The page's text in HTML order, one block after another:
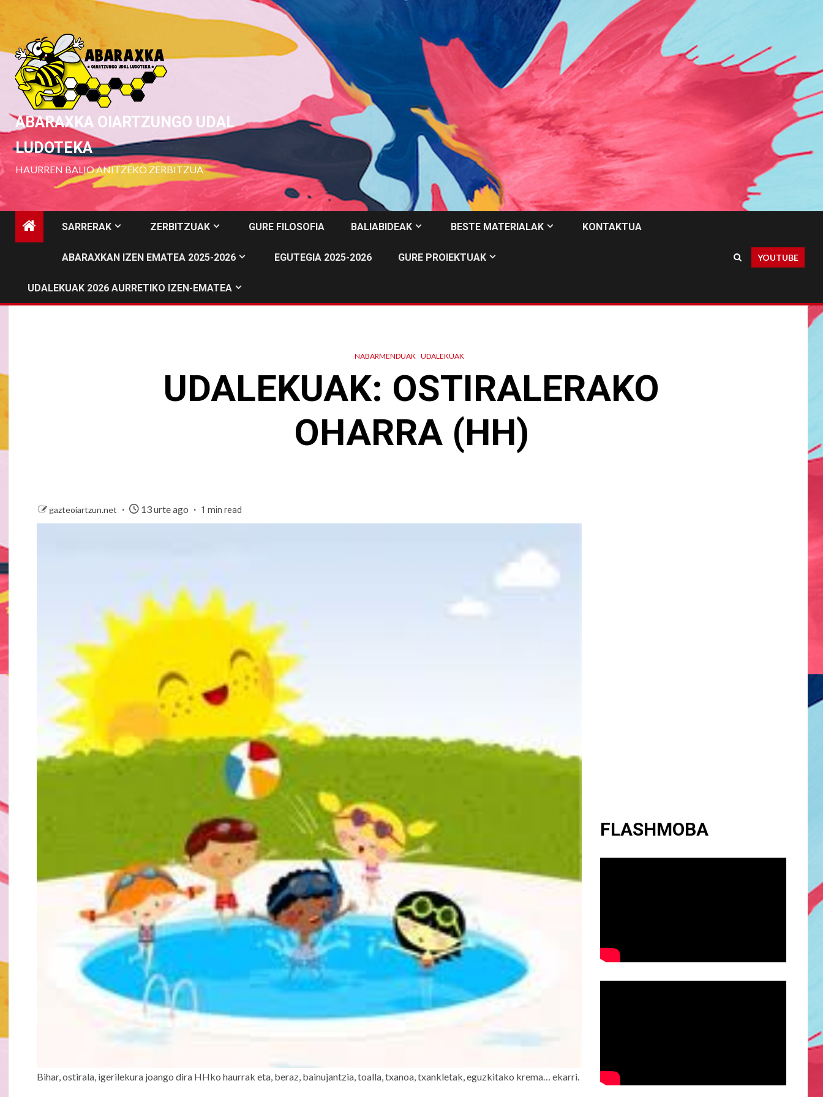
to
content
ABARAXKA OIARTZUNGO UDAL
LUDOTEKA
HAURREN BALIO ANITZEKO ZERBITZUA
SARRERAK ZERBITZUAK GURE FILOSOFIA BALIABIDEAK BESTE MATERIALAK KONTAKTUA
ABARAXKAN IZEN EMATEA 2025-2026 EGUTEGIA 2025-2026 GURE PROIEKTUAK
UDALEKUAK 2026 AURRETIKO IZEN-EMATEA
YOUTUBE
NABARMENDUAK UDALEKUAK
UDALEKUAK: OSTIRALERAKO
OHARRA (HH)
gazteoiartzun.net 13 urte ago 1 min read
Bihar, ostirala, igerilekura joango dira HHko haurrak eta, beraz, bainujantzia, toalla, txanoa, txankletak, eguzkitako krema… ekarri.
FLASHMOBA